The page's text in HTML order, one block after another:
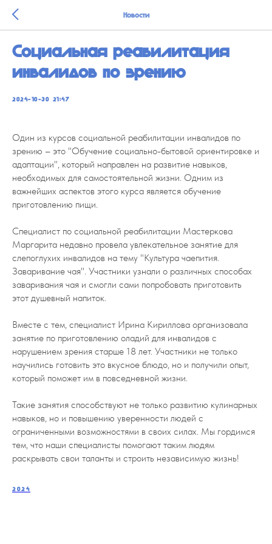
Новости
Социальная реабилитация
инвалидов по зрению
2024-10-30 21:47
Один из курсов социальной реабилитации инвалидов по
зрению – это "Обучение социально-бытовой ориентировке и
адаптации", который направлен на развитие навыков,
необходимых для самостоятельной жизни. Одним из
важнейших аспектов этого курса является обучение
приготовлению пищи.
Специалист по социальной реабилитации Мастеркова
Маргарита недавно провела увлекательное занятие для
слепоглухих инвалидов на тему "Культура чаепития.
Заваривание чая". Участники узнали о различных способах
заваривания чая и смогли сами попробовать приготовить
этот душевный напиток.
Вместе с тем, специалист Ирина Кириллова организовала
занятие по приготовлению оладий для инвалидов с
нарушением зрения старше 18 лет. Участники не только
научились готовить это вкусное блюдо, но и получили опыт,
который поможет им в повседневной жизни.
Такие занятия способствуют не только развитию кулинарных
навыков, но и повышению уверенности людей с
ограниченными возможностями в своих силах. Мы гордимся
тем, что наши специалисты помогают таким людям
раскрывать свои таланты и строить независимую жизнь!
2024